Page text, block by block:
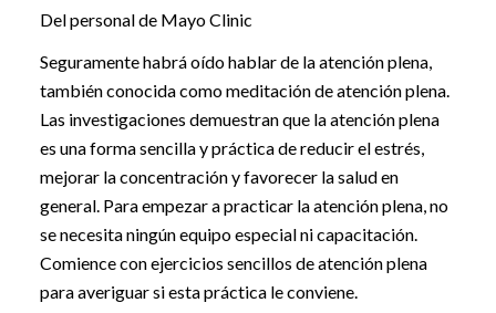
Del personal de Mayo Clinic
Seguramente habrá oído hablar de la atención plena,
también conocida como meditación de atención plena.
Las investigaciones demuestran que la atención plena
es una forma sencilla y práctica de reducir el estrés,
mejorar la concentración y favorecer la salud en
general. Para empezar a practicar la atención plena, no
se necesita ningún equipo especial ni capacitación.
Comience con ejercicios sencillos de atención plena
para averiguar si esta práctica le conviene.